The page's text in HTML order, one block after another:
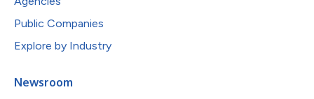
Public Companies
Explore by Industry
Newsroom